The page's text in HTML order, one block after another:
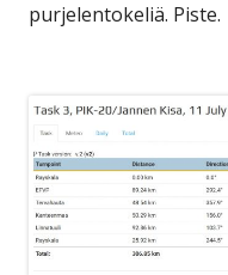
purjelentokeliä. Piste.